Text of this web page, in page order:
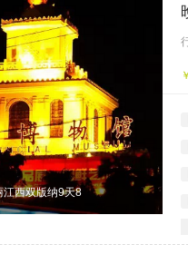
江西双版纳9天8